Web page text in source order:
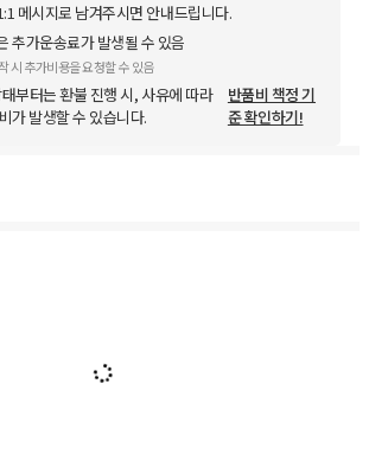
메시지로 남겨주시면 안내드립니다.
추가운송료가 발생될 수 있음
시 추가비용을 요청할 수 있음
부터는 환불 진행 시, 사유에 따라
가 발생할 수 있습니다.
반품비 책정 기
준 확인하기!